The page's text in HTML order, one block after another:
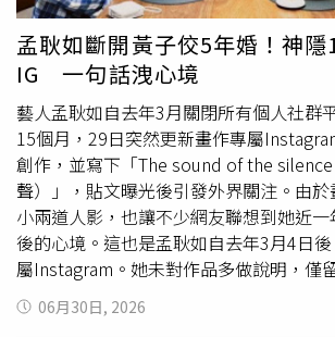
孟耿如斷開黃子佼5年婚！神
IG 一句話洩心境
藝人孟耿如自去年3月關閉所有個人社群
15個月，29日突然更新畫作專屬
創作，並寫下「The sound of the
聲）」，貼文曝光後引發外界關注。由
小兩道人影，也讓不少網友聯想到她近
後的心境。這也是孟耿如自去年3月4日
屬Instagram。她未對作品多做說明，僅
面則以沉靜色調呈現，一大一小兩道人
白，也引發外界各種解讀。前夫黃子佼
06月30日, 2026